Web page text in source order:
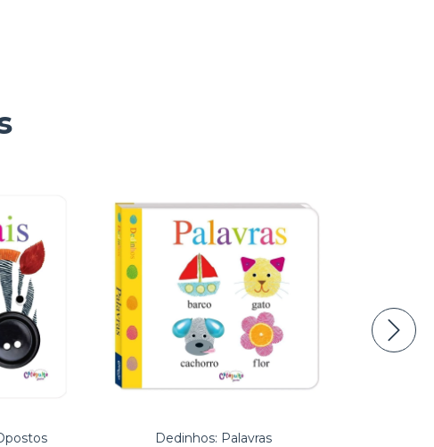
Dedinhos: Palavras